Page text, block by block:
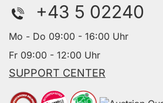
+43 5 02240
Mo - Do 09:00 - 16:00 Uhr
Fr 09:00 - 12:00 Uhr
SUPPORT CENTER